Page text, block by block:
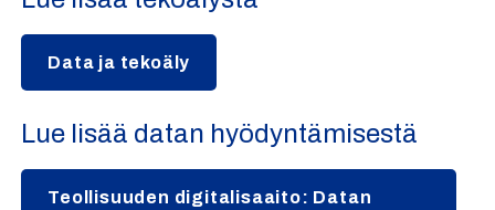
Data ja tekoäly
Lue lisää datan hyödyntämisestä
Teollisuuden digitalisaaito: Datan